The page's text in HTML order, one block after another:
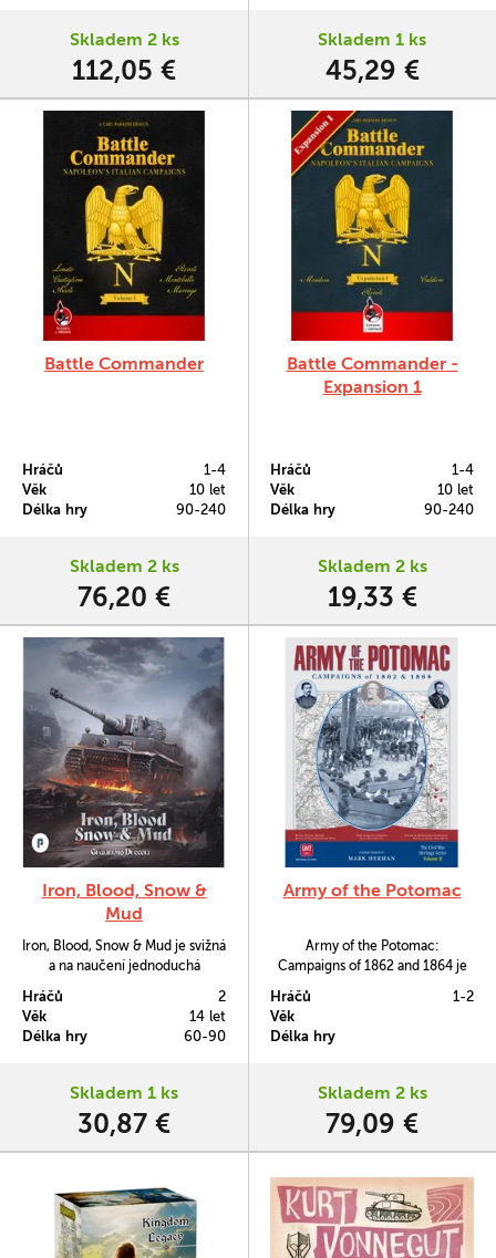
Skladem 2 ks
112,05 €
Skladem 1 ks
45,29 €
Battle Commander
Hráčů
1-4
Věk
10 let
Délka hry
90-240
Skladem 2 ks
76,20 €
Battle Commander -
Expansion 1
Hráčů
1-4
Věk
10 let
Délka hry
90-240
Skladem 2 ks
19,33 €
Iron, Blood, Snow &
Mud
Iron, Blood, Snow & Mud je svižná
a na naučení jednoduchá
pro dva hráče, která se zabývá
Východní frontou 2. světové
Hráčů
2
Věk
14 let
Délka hry
60-90
Skladem 1 ks
30,87 €
Army of the Potomac
Army of the Potomac:
Campaigns of 1862 and 1864 je
Heritage a následovníkem
inovativní a oceňované hry Rebel
Hráčů
1-2
Věk
Délka hry
Skladem 2 ks
79,09 €